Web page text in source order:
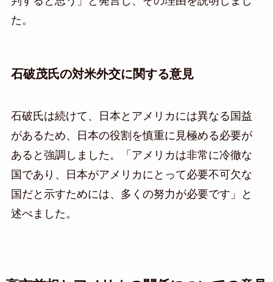
た。
石破茂氏の対米外交に関する意見
石破氏は続けて、日本とアメリカには異なる国益
があるため、日本の役割を慎重に見極める必要が
あると強調しました。「アメリカは非常に冷徹な
国であり、日本がアメリカにとって必要不可欠な
国だと示すためには、多くの努力が必要です」と
述べました。